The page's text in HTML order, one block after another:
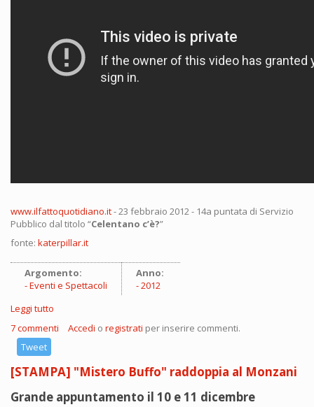
www.ilfattoquotidiano.it- 23 febbraio 2012 - 14a puntata di Servizio
Pubblico dal titolo “Celentano c’è?”
fonte: katerpillar.it
Argomento:
Eventi e Spettacoli
Anno:
2012
Leggi tutto
7 commenti Accedi o registrati per inserire commenti.
Tweet
[STAMPA] "Mistero Buffo" raddoppia al Monzani
Grande appuntamento il 10 e 11 dicembre